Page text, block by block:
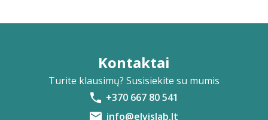
Kontaktai
Turite klausimų? Susisiekite su mumis
+370 667 80 541
info@elvislab.lt